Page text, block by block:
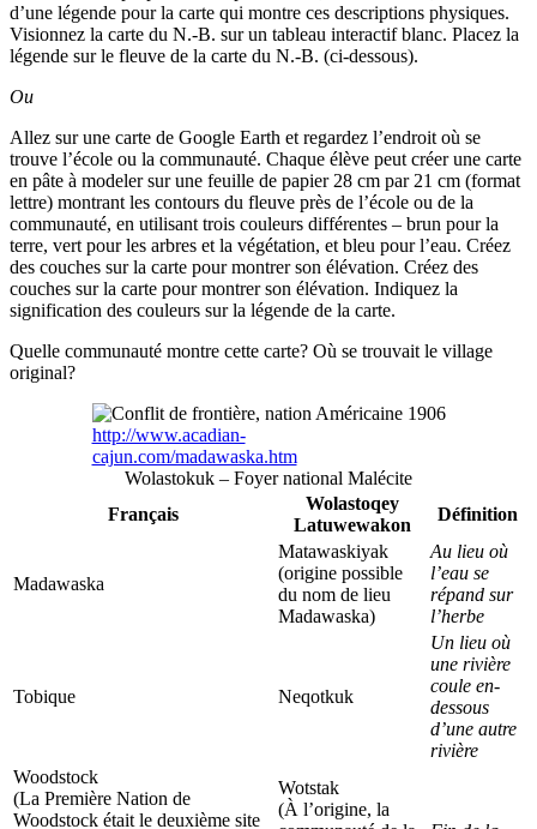
d’une légende pour la carte qui montre ces descriptions physiques.
Visionnez la carte du N.-B. sur un tableau interactif blanc. Placez la
légende sur le fleuve de la carte du N.-B. (ci-dessous).
Ou
Allez sur une carte de Google Earth et regardez l’endroit où se
trouve l’école ou la communauté. Chaque élève peut créer une carte
en pâte à modeler sur une feuille de papier 28 cm par 21 cm (format
lettre) montrant les contours du fleuve près de l’école ou de la
communauté, en utilisant trois couleurs différentes – brun pour la
terre, vert pour les arbres et la végétation, et bleu pour l’eau. Créez
des couches sur la carte pour montrer son élévation. Créez des
couches sur la carte pour montrer son élévation. Indiquez la
signification des couleurs sur la légende de la carte.
Quelle communauté montre cette carte? Où se trouvait le village
original?
http://www.acadian-
cajun.com/madawaska.htm
Wolastokuk – Foyer national Malécite
Français
Wolastoqey
Latuwewakon
Définition
Madawaska
Matawaskiyak
(origine possible
du nom de lieu
Madawaska)
Au lieu où
l’eau se
répand sur
l’herbe
Tobique Neqotkuk
Un lieu où
une rivière
coule en-
dessous
d’une autre
rivière
Woodstock
(La Première Nation de
Woodstock était le deuxième site
Wotstak
(À l’origine, la